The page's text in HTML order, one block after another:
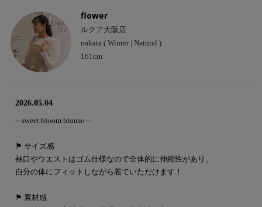
flower
ルクア大阪店
nakata ( Winter | Natural )
161cm
2026.05.04
-- sweet bloom blouse --
⚑ サイズ感
袖口やウエストはゴム仕様なので全体的に伸縮性があり、
自分の体にフィットしながら着ていただけます！
⚑ 素材感